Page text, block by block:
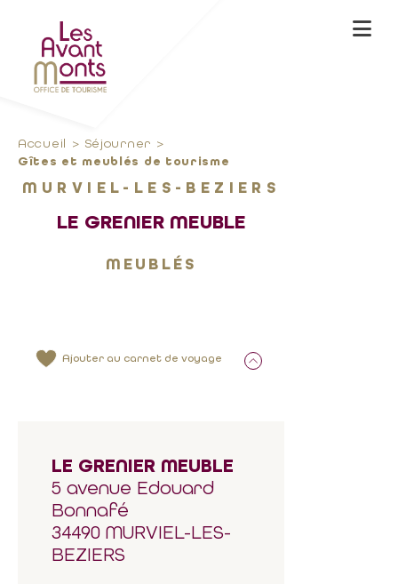
Accueil Séjourner
Gîtes et meublés de tourisme
MURVIEL-LES-BEZIERS
LE GRENIER MEUBLE
MEUBLÉS
Ajouter au carnet de voyage
LE GRENIER MEUBLE
5 avenue Edouard
Bonnafé
34490 MURVIEL-LES-
BEZIERS